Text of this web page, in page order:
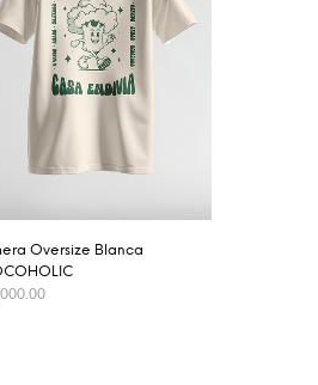
Oversize Blanca